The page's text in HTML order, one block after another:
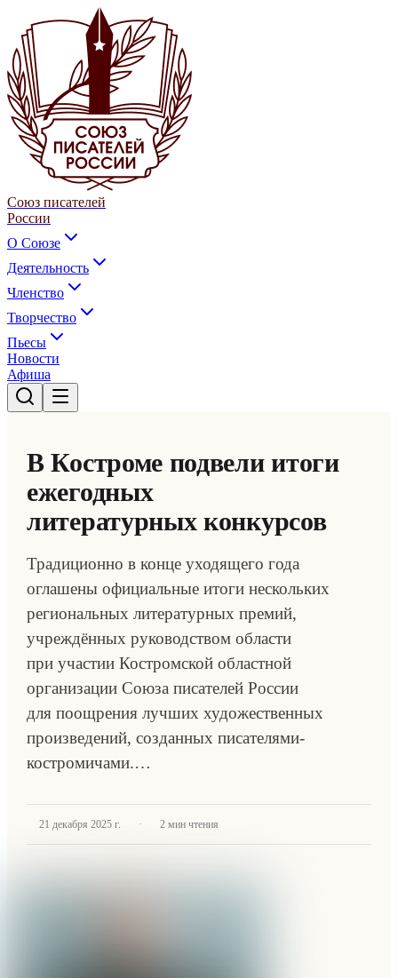
Союз писателей
России
О Союзе
Деятельность
Членство
Творчество
Пьесы
Новости
Афиша
В Костроме подвели итоги
ежегодных
литературных конкурсов
Традиционно в конце уходящего года
оглашены официальные итоги нескольких
региональных литературных премий,
учреждённых руководством области
при участии Костромской областной
организации Союза писателей России
для поощрения лучших художественных
произведений, созданных писателями-
костромичами.…
21 декабря 2025 г. · 2 мин чтения